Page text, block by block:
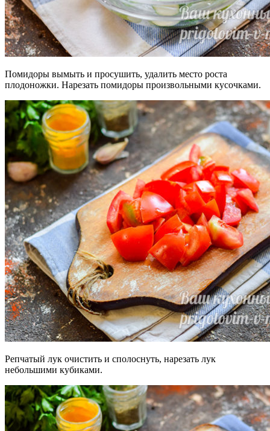
Помидоры вымыть и просушить, удалить место роста
плодоножки. Нарезать помидоры произвольными кусочками.
Репчатый лук очистить и сполоснуть, нарезать лук
небольшими кубиками.